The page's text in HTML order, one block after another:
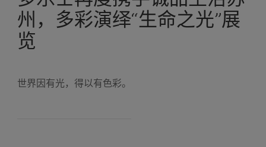
州，多彩演绎“生命之光”展
览
世界因有光，得以有色彩。